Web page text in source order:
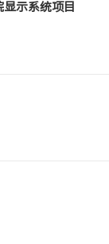
示系统项目